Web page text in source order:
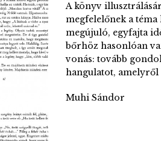
A könyv
megfelelőnek a
megújuló, egyfajta
bőrhöz hasonlóan
vonás: tovább
hangulatot, amelyről
Muhi Sándor